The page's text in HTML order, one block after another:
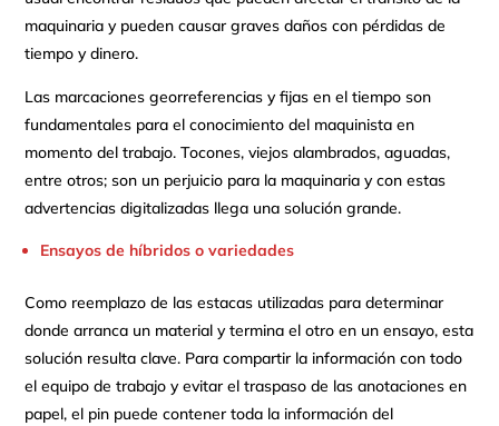
maquinaria y pueden causar graves daños con pérdidas de
tiempo y dinero.
Las marcaciones georreferencias y fijas en el tiempo son
fundamentales para el conocimiento del maquinista en
momento del trabajo. Tocones, viejos alambrados, aguadas,
entre otros; son un perjuicio para la maquinaria y con estas
advertencias digitalizadas llega una solución grande.
Ensayos de híbridos o variedades
Como reemplazo de las estacas utilizadas para determinar
donde arranca un material y termina el otro en un ensayo, esta
solución resulta clave. Para compartir la información con todo
el equipo de trabajo y evitar el traspaso de las anotaciones en
papel, el pin puede contener toda la información del